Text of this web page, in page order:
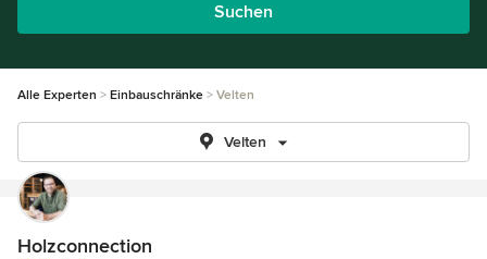
Suchen
Alle Experten Einbauschränke Velten
Velten
Holzconnection